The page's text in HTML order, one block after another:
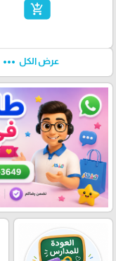
add_shopping_cart
عرض الكل more_horiz